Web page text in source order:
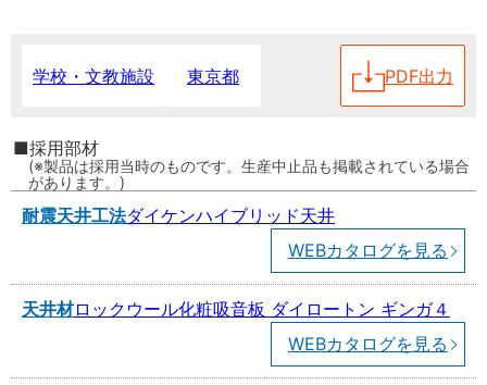
学校・文教施設 東京都 PDF出力
採用部材
製品は採用当時のものです。生産中止品も掲載されている場合
があります。
耐震天井工法ダイケンハイブリッド天井
WEBカタログを見る
天井材ロックウール化粧吸音板 ダイロートン ギンガ４
WEBカタログを見る